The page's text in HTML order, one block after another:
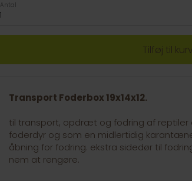
Antal
Transport Foderbox 19x14x12.
til transport, opdræt og fodring af
foderdyr og som en midlertidig
åbning for fodring. ekstra sidedør til
nem at rengøre.